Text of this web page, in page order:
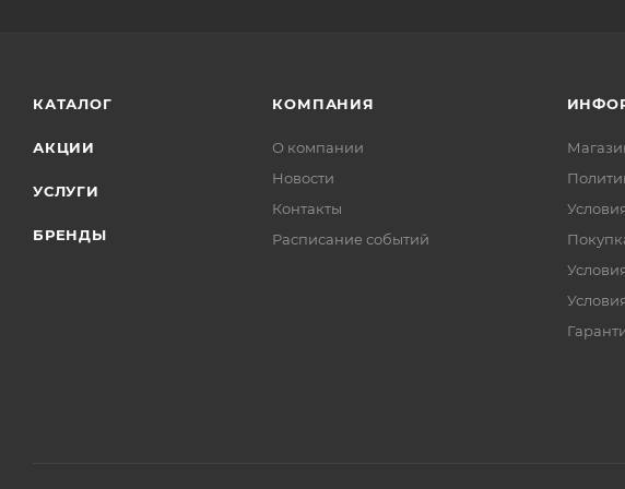
КАТАЛОГ
АКЦИИ
УСЛУГИ
БРЕНДЫ
КОМПАНИЯ
О компании
Новости
Контакты
Расписание событий